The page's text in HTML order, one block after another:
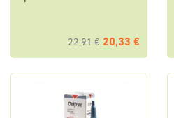
22,91 € 20,33 €